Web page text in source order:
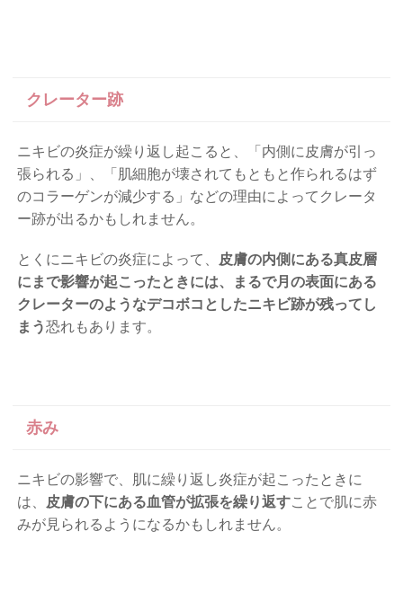
クレーター跡
ニキビの炎症が繰り返し起こると、「内側に皮膚が引っ
張られる」、「肌細胞が壊されてもともと作られるはず
のコラーゲンが減少する」などの理由によってクレータ
ー跡が出るかもしれません。
とくにニキビの炎症によって、 皮膚の内側にある真皮層
にまで影響が起こったときには、まるで月の表面にある
クレーターのようなデコボコとしたニキビ跡が残ってし
まう恐れもあります。
赤み
ニキビの影響で、肌に繰り返し炎症が起こったときに
は、 皮膚の下にある血管が拡張を繰り返すことで肌に赤
みが見られるようになるかもしれません。